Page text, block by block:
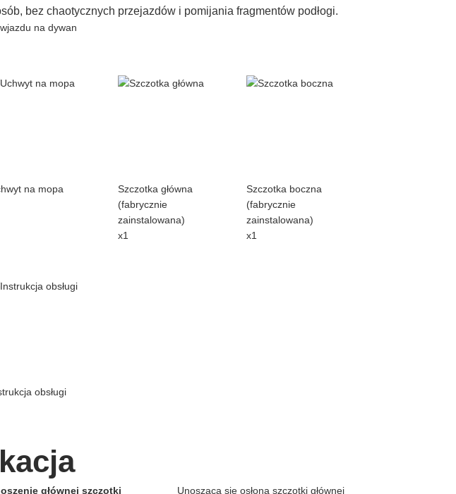
bez chaotycznych przejazdów i pomijania fragmentów podłogi.
na mopa
Szczotka główna
(fabrycznie
zainstalowana)
x1
Szczotka boczna
(fabrycznie
zainstalowana)
x1
obsługi
głównej szczotki Unosząca się osłona szczotki głównej